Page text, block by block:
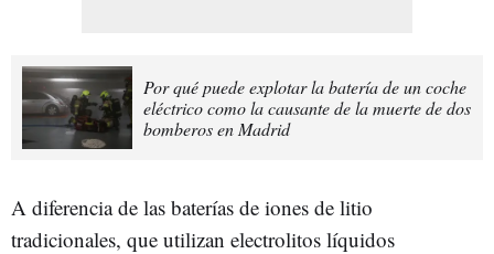
Por qué puede explotar la batería de un coche
eléctrico como la causante de la muerte de dos
bomberos en Madrid
A diferencia de las baterías de iones de litio
tradicionales, que utilizan electrolitos líquidos